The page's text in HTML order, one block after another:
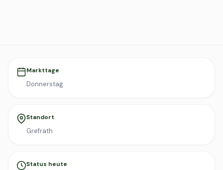
Markttage
Donnerstag
Standort
Grefrath
Status heute